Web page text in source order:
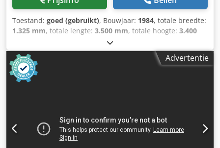
Toestand: goed (gebruikt), Bouwjaar: 1984, totale breedte:
1.325 mm, totale lengte: 3.500 mm, totale hoogte: 3.400
, Radiaalboormachine MAS
Kovosvit - VOM 50 Crsdpfx Ansyrdplogjf
Advertentie